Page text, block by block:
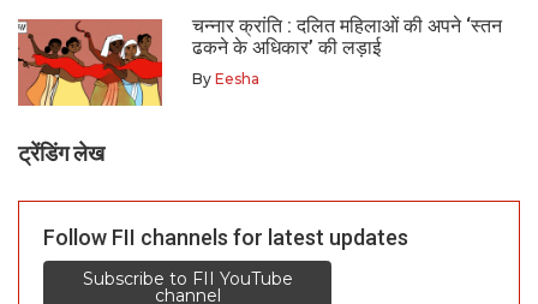
चन्नार क्रांति : दलित महिलाओं की अपने ‘स्तन
ढकने के अधिकार’ की लड़ाई
By Eesha
ट्रेंडिंग लेख
Follow FII channels for latest updates
Subscribe to FII YouTube
channel